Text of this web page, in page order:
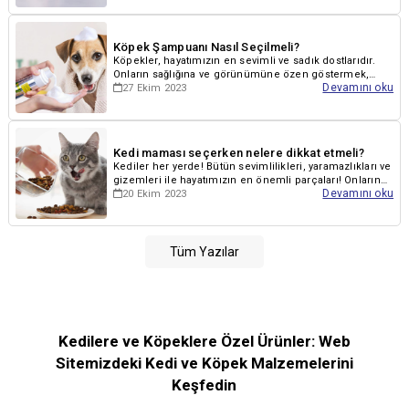
Köpek Şampuanı Nasıl Seçilmeli?
Köpekler, hayatımızın en sevimli ve sadık dostlarıdır.
Onların sağlığına ve görünümüne özen göstermek,
mutlu ve sağlıklı bir yaşam sürmele..
27 Ekim 2023 Devamını oku
Kedi maması seçerken nelere dikkat etmeli?
Kediler her yerde! Bütün sevimlilikleri, yaramazlıkları ve
gizemleri ile hayatımızın en önemli parçaları! Onların
sağlıklı ve mutlu bir...
20 Ekim 2023 Devamını oku
Tüm Yazılar
Kedilere ve Köpeklere Özel Ürünler: Web
Sitemizdeki Kedi ve Köpek Malzemelerini
Keşfedin